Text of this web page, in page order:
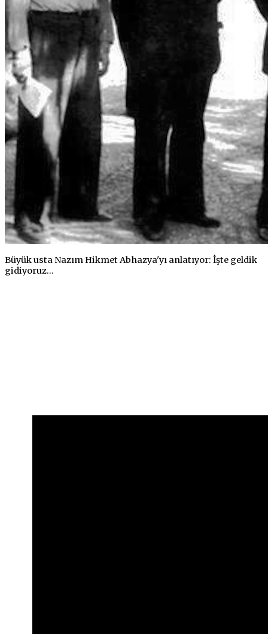
Büyük usta Nazım Hikmet Abhazya'yı anlatıyor: İşte geldik
gidiyoruz...